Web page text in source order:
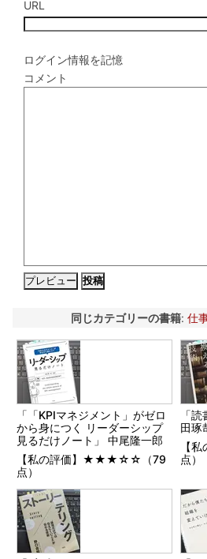
URL
ログイン情報を記憶
コメント
同じカテゴリーの書籍: 仕
「「KPIマネジメント」がゼロ
から身につく リーダーシップ
見るだけノート」 中尾隆一郎
【私の評価】★★★☆☆（79
点）
「
田琢
【
点）